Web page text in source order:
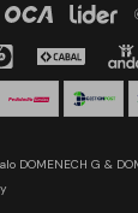
DOMENECH G &